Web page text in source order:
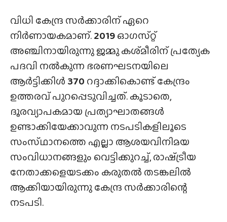
വിധി കേന്ദ്ര സർക്കാരിന് ഏറെ
നിർണായകമാണ്.2019ഓഗസ്‌റ്റ്
അഞ്ചിനായിരുന്നു ജമ്മു കശ്‌മീരിന് പ്രത്യേക
പദവി നൽകുന്ന ഭരണഘടനയിലെ
ആർട്ടിക്കിൾ 370 റദ്ദാക്കികൊണ്ട് കേന്ദ്രം
ഉത്തരവ് പുറപ്പെടുവിച്ചത്. കൂടാതെ,
ദൂരവ്യാപകമായ പ്രത്യാഘാതങ്ങൾ
ഉണ്ടാക്കിയേക്കാവുന്ന നടപടികളിലൂടെ
സംസ്‌ഥാനത്തെ എല്ലാ ആശയവിനിമയ
സംവിധാനങ്ങളും വെട്ടിക്കുറച്ച്, രാഷ്‌ട്രീയ
നേതാക്കളെയടക്കം കരുതൽ തടങ്കലിൽ
ആക്കിയായിരുന്നു കേന്ദ്ര സർക്കാരിന്റെ
നടപടി.